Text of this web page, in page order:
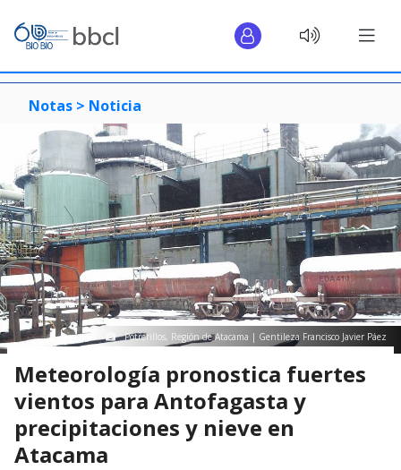
Notas > Noticia
Potrerillos, Región de Atacama | Gentileza Francisco Javier Páez
Meteorología pronostica fuertes
vientos para Antofagasta y
precipitaciones y nieve en
Atacama